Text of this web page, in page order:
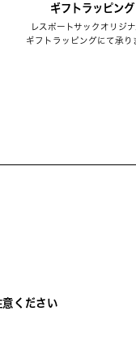
ギフトラッピング
レスポートサックオリジ
ギフトラッピングにて承り
ください